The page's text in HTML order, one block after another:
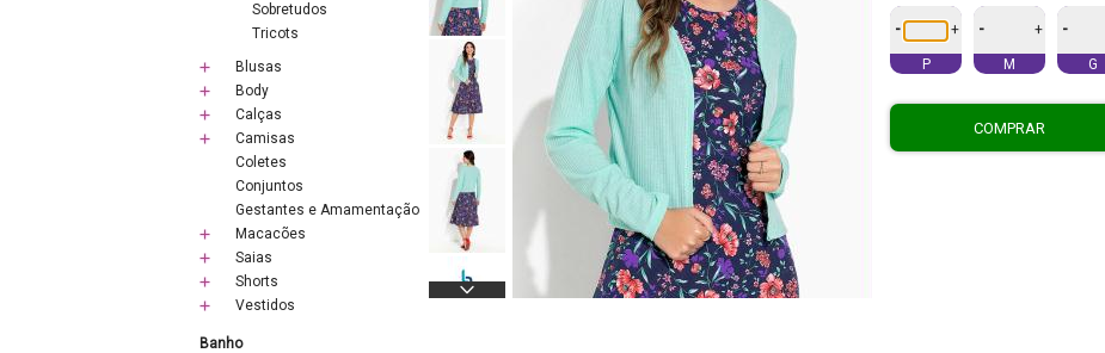
Sobretudos
Tricots
Blusas
Body
Calças
Camisas
Coletes
Conjuntos
Gestantes e Amamentação
Macacões
Saias
Shorts
Vestidos
Banho
- +
P
- +
M
-
G
COMPRAR